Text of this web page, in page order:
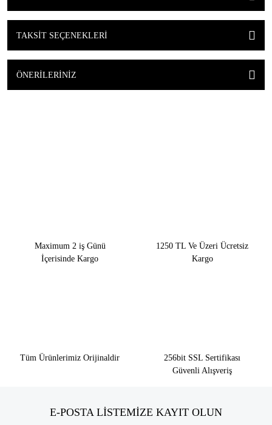
TAKSIT SEÇENEKLERI
ÖNERILERINIZ
Maximum 2 iş Günü
İçerisinde Kargo
1250 TL Ve Üzeri Ücretsiz
Kargo
Tüm Ürünlerimiz Orijinaldir
256bit SSL Sertifikası
Güvenli Alışveriş
E-POSTA LİSTEMİZE KAYIT OLUN